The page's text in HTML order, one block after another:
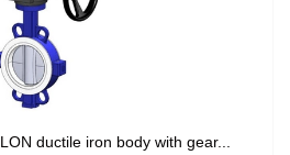
ductile iron body with gear...